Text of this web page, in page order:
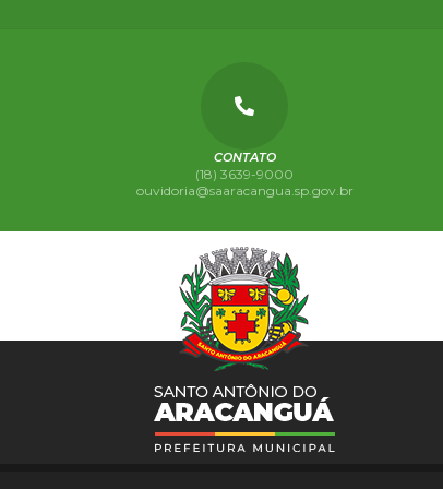
CONTATO
(18) 3639-9000
ouvidoria@saaracangua.sp.gov.br